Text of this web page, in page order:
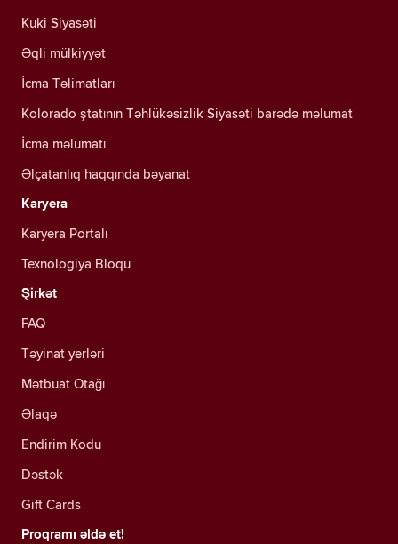
Kuki Siyasəti
Əqli mülkiyyət
İcma Təlimatları
Kolorado ştatının Təhlükəsizlik Siyasəti barədə məlumat
İcma məlumatı
Əlçatanlıq haqqında bəyanat
Karyera
Karyera Portalı
Texnologiya Bloqu
Şirkət
FAQ
Təyinat yerləri
Mətbuat Otağı
Əlaqə
Endirim Kodu
Dəstək
Gift Cards
Proqramı əldə et!